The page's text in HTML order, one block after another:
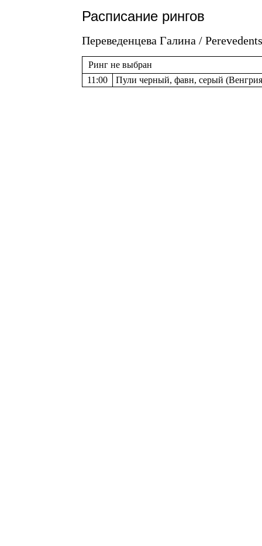
Расписание рингов
Переведенцева Галина /
Ринг не выбран
11:00
Пули черный, фавн, серый